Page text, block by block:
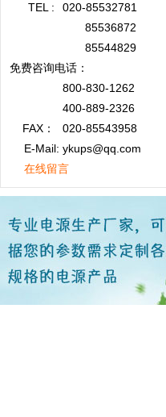
TEL :
020-85532781
85536872
85544829
免费咨询电话：
800-830-1262
400-889-2326
FAX：
020-85543958
E-Mail: ykups@qq.com
在线留言